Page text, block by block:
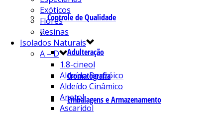
Controle de Qualidade
Adulteração
Cromatografia
Embalagens e Armazenamento
Exóticos
Flores
Resinas
Isolados Naturais
A – D
1.8-cineol
Aldeído Benzóico
Aldeído Cinâmico
Anetol
Ascaridol